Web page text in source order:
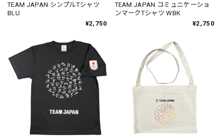
TEAM JAPAN シンプルTシャツ
BLU
¥2,750
TEAM JAPAN コミュニケーショ
ンマークTシャツ WBK
¥2,750